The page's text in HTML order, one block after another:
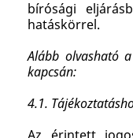
bírósági
hatáskörrel.
Alább olvasható
kapcsán:
4.1.